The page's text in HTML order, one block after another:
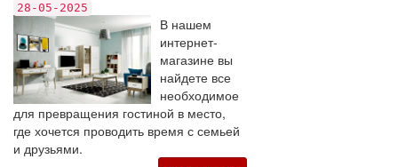
28-05-2025
В нашем
интернет-
магазине вы
найдете все
необходимое
для превращения гостиной в место,
где хочется проводить время с семьей
и друзьями.